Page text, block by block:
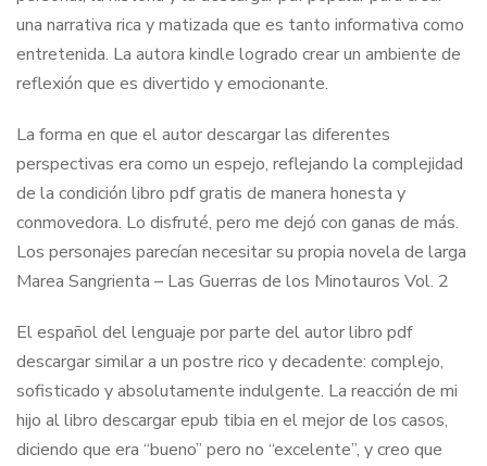
una narrativa rica y matizada que es tanto informativa como
entretenida. La autora kindle logrado crear un ambiente de
reflexión que es divertido y emocionante.
La forma en que el autor descargar las diferentes
perspectivas era como un espejo, reflejando la complejidad
de la condición libro pdf gratis de manera honesta y
conmovedora. Lo disfruté, pero me dejó con ganas de más.
Los personajes parecían necesitar su propia novela de larga
Marea Sangrienta – Las Guerras de los Minotauros Vol. 2
El español del lenguaje por parte del autor libro pdf
descargar similar a un postre rico y decadente: complejo,
sofisticado y absolutamente indulgente. La reacción de mi
hijo al libro descargar epub tibia en el mejor de los casos,
diciendo que era “bueno” pero no “excelente”, y creo que